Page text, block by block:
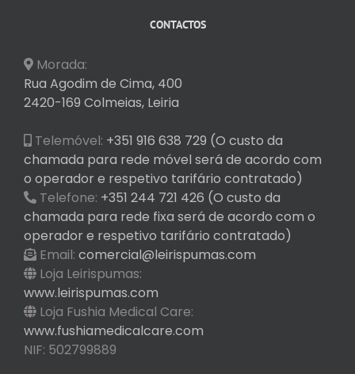
CONTACTOS
Morada:
Rua Agodim de Cima, 400
2420-169 Colmeias, Leiria
Telemóvel: +351 916 638 729 (O custo da
chamada para rede móvel será de acordo com
o operador e respetivo tarifário contratado)
Telefone: +351 244 721 426 (O custo da
chamada para rede fixa será de acordo com o
operador e respetivo tarifário contratado)
Email: comercial@leirispumas.com
Loja Leirispumas:
www.leirispumas.com
Loja Fushia Medical Care:
www.fushiamedicalcare.com
NIF: 502799889